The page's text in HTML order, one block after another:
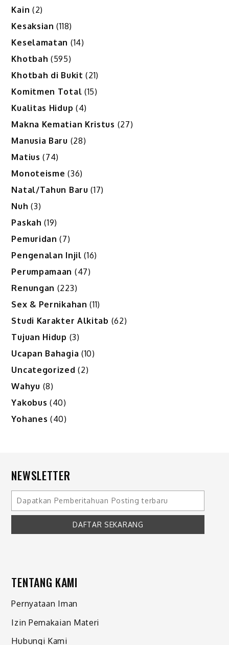
Kain (2)
Kesaksian (118)
Keselamatan (14)
Khotbah (595)
Khotbah di Bukit (21)
Komitmen Total (15)
Kualitas Hidup (4)
Makna Kematian Kristus (27)
Manusia Baru (28)
Matius (74)
Monoteisme (36)
Natal/Tahun Baru (17)
Nuh (3)
Paskah (19)
Pemuridan (7)
Pengenalan Injil (16)
Perumpamaan (47)
Renungan (223)
Sex & Pernikahan (11)
Studi Karakter Alkitab (62)
Tujuan Hidup (3)
Ucapan Bahagia (10)
Uncategorized (2)
Wahyu (8)
Yakobus (40)
Yohanes (40)
NEWSLETTER
TENTANG KAMI
Pernyataan Iman
Izin Pemakaian Materi
Hubungi Kami